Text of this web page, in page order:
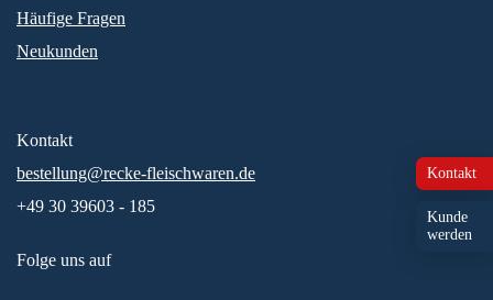
Kontakt
Kunde
werden
Häufige Fragen
Neukunden
Kontakt
bestellung@recke-fleischwaren.de
+49 30 39603 - 185
Folge uns auf